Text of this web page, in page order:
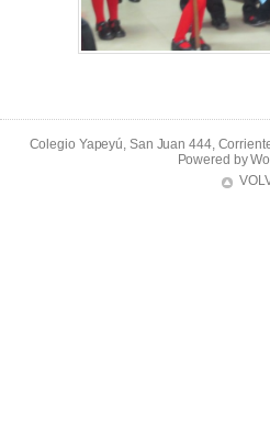
Colegio Yapeyú, San Juan 444,
Powered by